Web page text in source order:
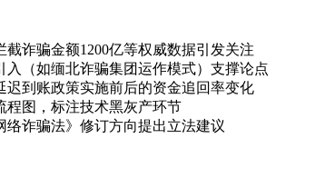
截诈骗金额1200亿等权威数据引发关注
入（如缅北诈骗集团运作模式）支撑论点
迟到账政策实施前后的资金追回率变化
程图，标注技术黑灰产环节
络诈骗法》修订方向提出立法建议